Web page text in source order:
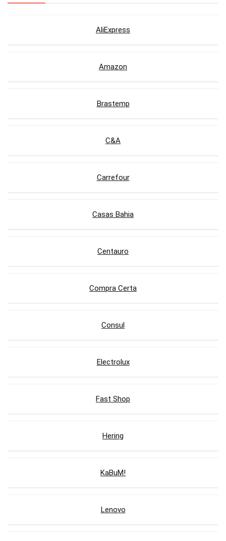
AliExpress
Amazon
Brastemp
C&A
Carrefour
Casas Bahia
Centauro
Compra Certa
Consul
Electrolux
Fast Shop
Hering
KaBuM!
Lenovo